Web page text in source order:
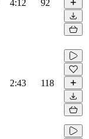
4:12 92
2:43 118